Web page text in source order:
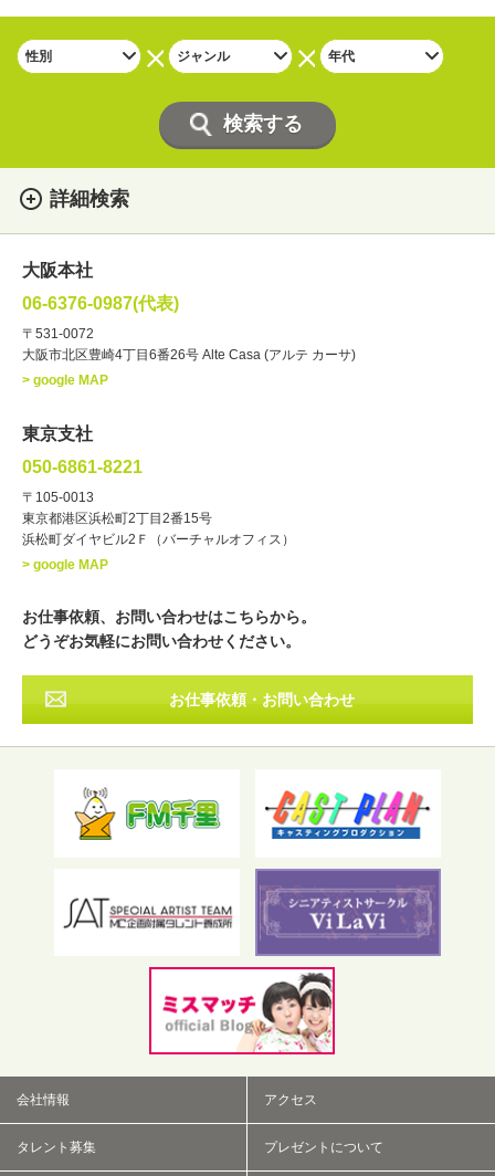
詳細検索
・性別
・ジャンル
ナレーター レポーター
・年齢
・出身地 北海道 東北
その他
フリーワード検索
大阪本社
06-6376-0987(代表)
〒531-0072
大阪市北区豊崎4丁目6番26号 Alte Casa (アルテ カーサ)
> google MAP
東京支社
050-6861-8221
〒105-0013
東京都港区浜松町2丁目2番15号
浜松町ダイヤビル2Ｆ（バーチャルオフィス）
> google MAP
お仕事依頼、お問い合わせはこちらから。
どうぞお気軽にお問い合わせください。
お仕事依頼・お問い合わせ
会社情報 アクセス
タレント募集 プレゼントについて